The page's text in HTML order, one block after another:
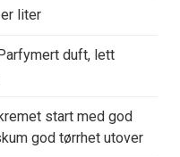
liter
duft, lett
start med god
god tørrhet utover